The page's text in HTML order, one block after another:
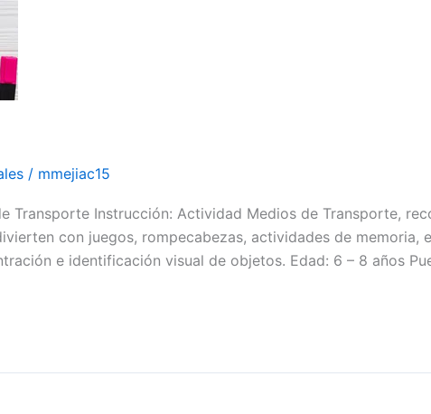
/ mmejiac15
Transporte Instrucción: Actividad Medios de Transporte,
con juegos, rompecabezas, actividades de
e identificación visual de objetos. Edad: 6 – 8 años